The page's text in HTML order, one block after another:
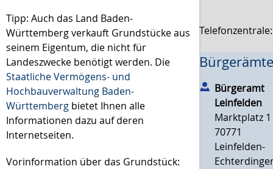
Tipp: Auch das Land Baden-
Württemberg verkauft Grundstücke aus
seinem Eigentum, die nicht für
Landeszwecke benötigt werden. Die
Staatliche Vermögens- und
Hochbauverwaltung Baden-
Württemberg bietet Ihnen alle
Informationen dazu auf deren
Internetseiten.
Vorinformation über das Grundstück:
Bürgeramt
Leinfelden
Marktplatz 1
70771
Leinfelden-